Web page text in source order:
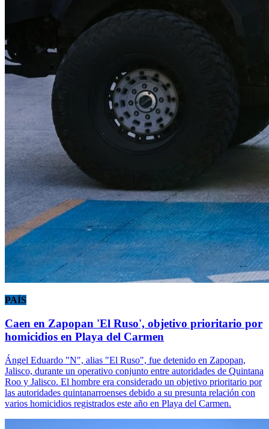
PAÍS
Caen en Zapopan 'El Ruso', objetivo prioritario por
homicidios en Playa del Carmen
Ángel Eduardo "N", alias "El Ruso", fue detenido en Zapopan,
Jalisco, durante un operativo conjunto entre autoridades de Quintana
Roo y Jalisco. El hombre era considerado un objetivo prioritario por
las autoridades quintanarroenses debido a su presunta relación con
varios homicidios registrados este año en Playa del Carmen.